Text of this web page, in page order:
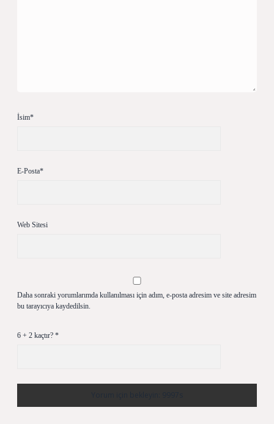
İsim*
E-Posta*
Web Sitesi
Daha sonraki yorumlarımda kullanılması için adım, e-posta adresim ve site adresim
bu tarayıcıya kaydedilsin.
6 + 2 kaçtır? *